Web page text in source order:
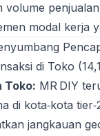
volume
modal kerja
di Toko
Toko: MR DIY
di kota‑kota
jangkauan